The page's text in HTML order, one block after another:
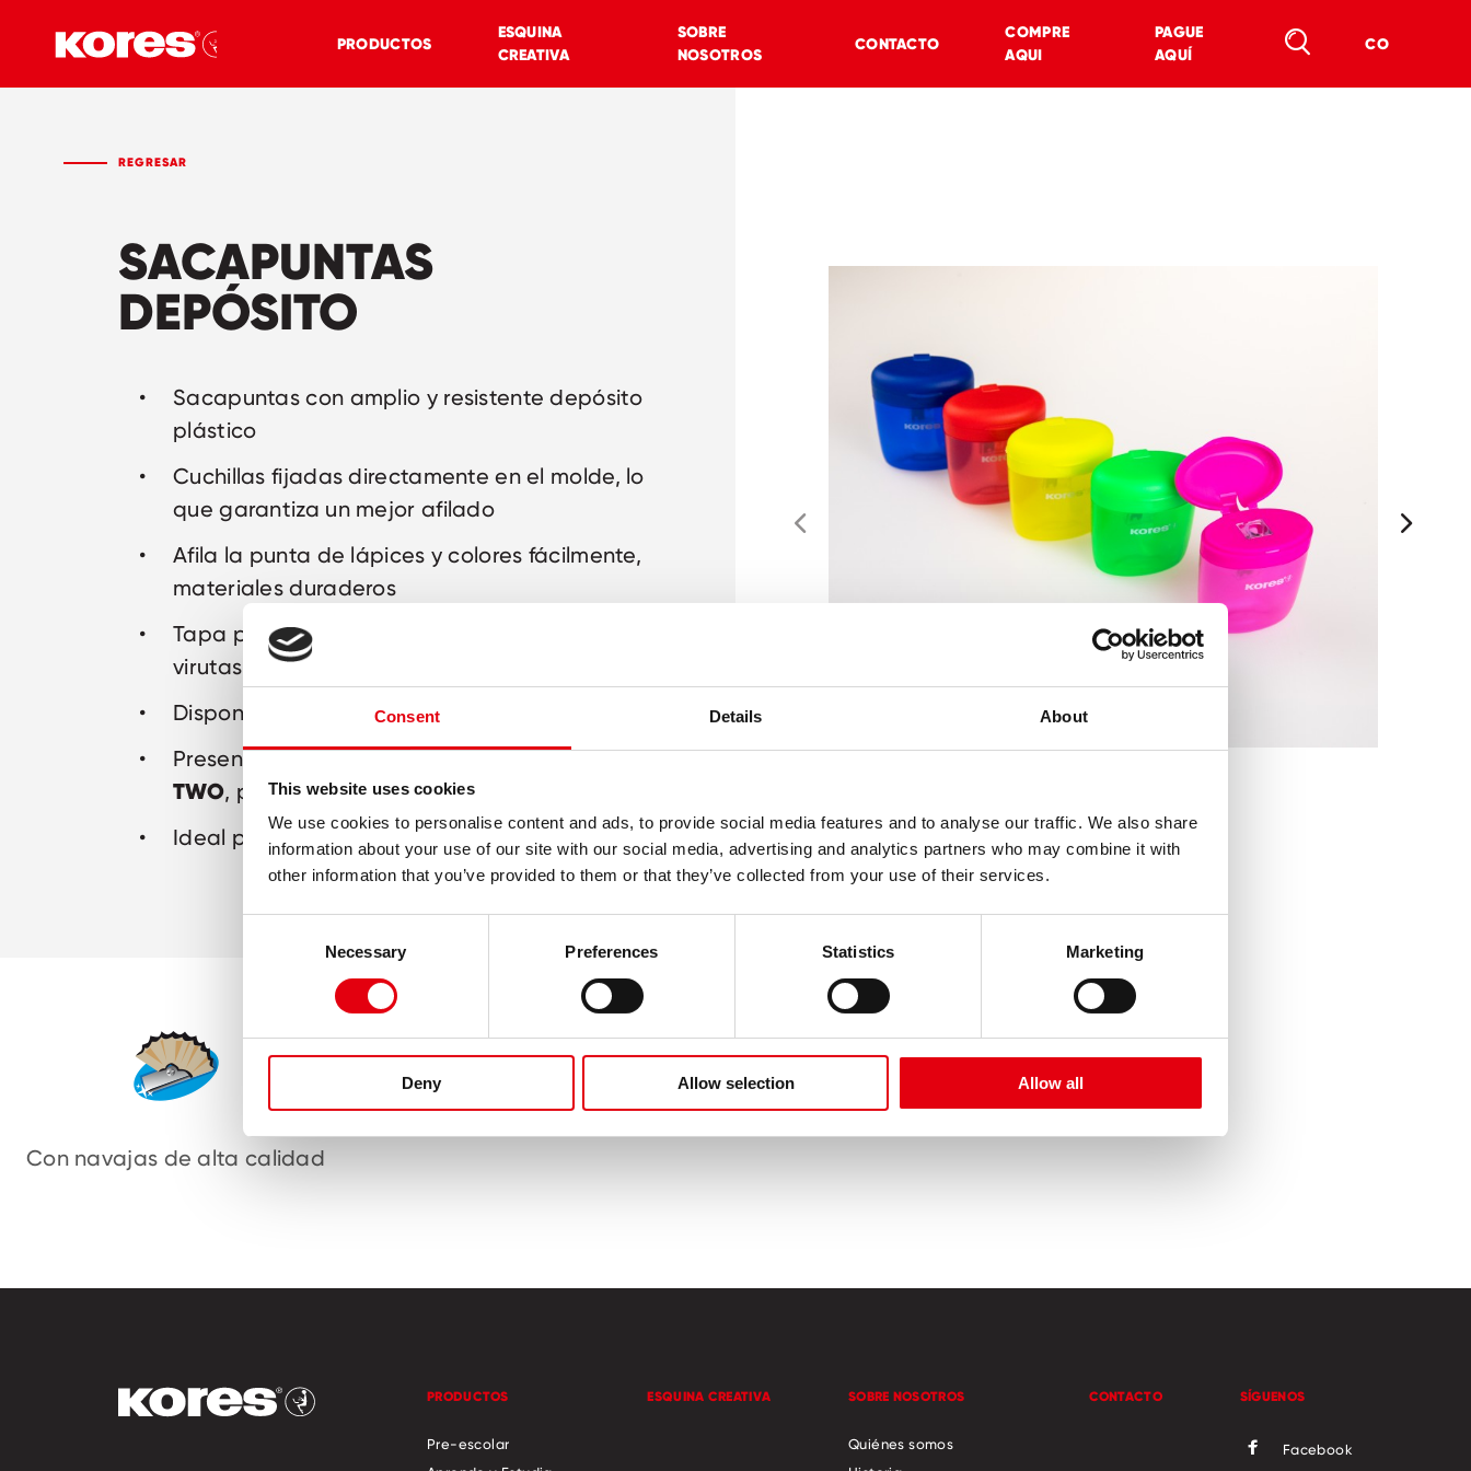
Consent Details About
This website uses cookies
We use cookies to personalise content and ads, to provide social media features and to analyse our traffic. We also share
information about your use of our site with our social media, advertising and analytics partners who may combine it with
other information that you’ve provided to them or that they’ve collected from your use of their services.
Necessary Preferences Statistics Marketing
Deny Allow selection Allow all
PRODUCTOS
ESQUINA
CREATIVA
SOBRE
NOSOTROS
CONTACTO
COMPRE
AQUI
PAGUE
AQUÍ
CO
REGRESAR
SACAPUNTAS
DEPÓSITO
Sacapuntas con amplio y resistente depósito
plástico
Cuchillas fijadas directamente en el molde, lo
que garantiza un mejor afilado
Afila la punta de lápices y colores fácilmente,
materiales duraderos
Tapa protectora para evitar derrame de
virutas
Disponible en 5 colores llamativos
Presentación:ONE, para lápices delgados y
TWO, para lápices delgados y jumbo
Ideal para escuela y oficina
Con navajas de alta calidad
PRODUCTOS
Pre-escolar
ESQUINA CREATIVA SOBRE NOSOTROS
Quiénes somos
CONTACTO SÍGUENOS
Facebook